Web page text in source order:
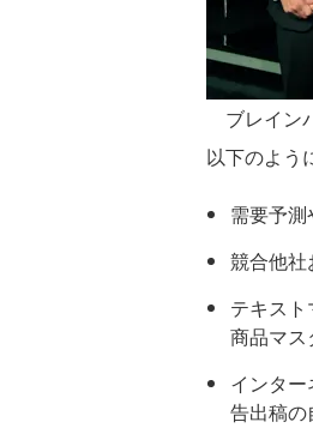
ブレイン
以下のよう
需要予
競合他
テキス
商品マ
インタ
告出稿の